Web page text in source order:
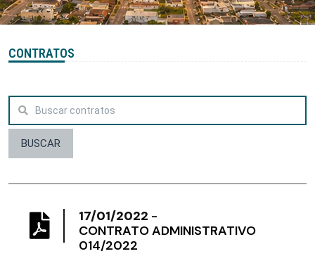
CONTRATOS
BUSCAR
17/01/2022 -
CONTRATO ADMINISTRATIVO
014/2022